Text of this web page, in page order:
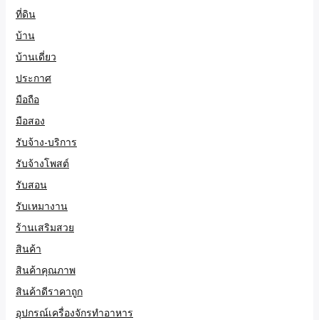
ที่ดิน
บ้าน
บ้านเดี่ยว
ประกาศ
มือถือ
มือสอง
รับจ้าง-บริการ
รับจ้างโพสต์
รับสอน
รับเหมางาน
ร้านเสริมสวย
สินค้า
สินค้าคุณภาพ
สินค้าดีราคาถูก
อุปกรณ์เครื่องจักรทำอาหาร